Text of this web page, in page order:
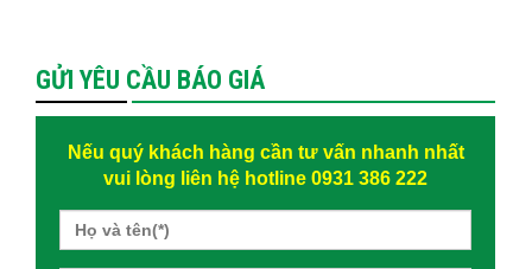
GỬI YÊU CẦU BÁO GIÁ
Nếu quý khách hàng cần tư vấn nhanh nhất
vui lòng liên hệ hotline 0931 386 222